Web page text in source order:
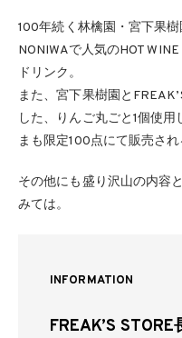
100年続く林檎園・宮下果
NONIWAで⼈気のHOT
ドリンク。
また、宮下果樹園と
した、りんご丸ごと1個使
まも限定100点にて販売され
その他にも盛り沢山の内容
みては。
INFORMATION
FREAK’S STORE